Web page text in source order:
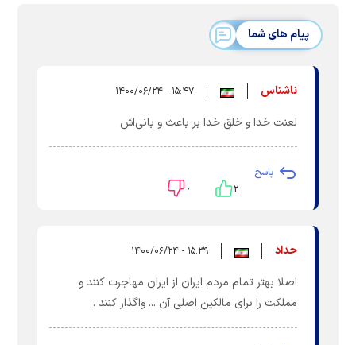
پیام های شما
ناشناس ۱۵:۴۷ - ۱۴۰۰/۰۶/۲۴
لعنت خدا و خلق خدا بر باعث و بانی‌اش
پاسخ
۲ ۰
حداد ۱۵:۳۹ - ۱۴۰۰/۰۶/۲۴
اصلا بهتر تمام مردم ایران از ایران مهاجرت کنند و
مملکت را برای مالکین اصلی آن ... واگذار کنند .